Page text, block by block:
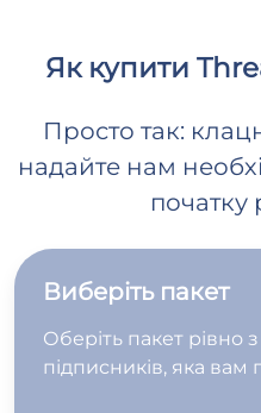
Як купити
Просто так:
надайте нам
початку
Виберіть пакет
Оберіть пакет рівно з
підписників, яка вам